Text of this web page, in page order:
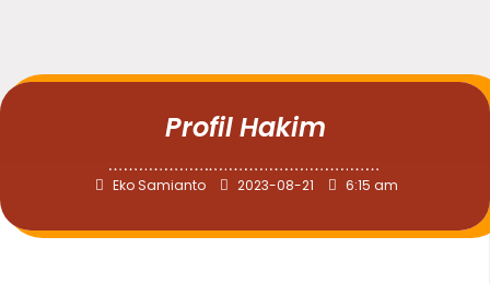
Profil Hakim
Eko Samianto 2023-08-21 6:15 am